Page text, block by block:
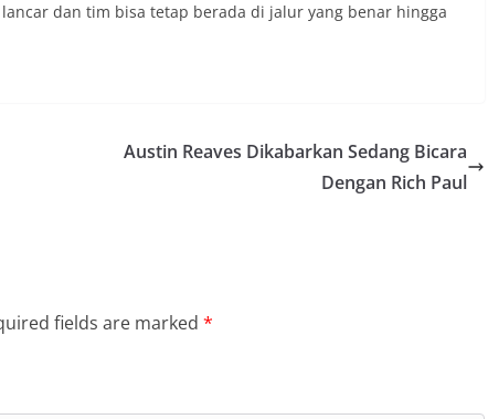
dan tim bisa tetap berada di jalur yang benar hingga
Austin Reaves Dikabarkan Sedang Bicara
Dengan Rich Paul
fields are marked *